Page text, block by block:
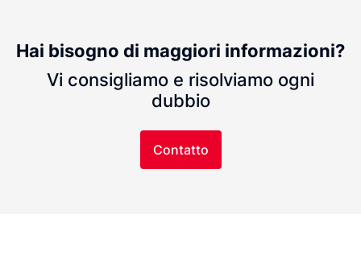
Hai bisogno di maggiori informazioni?
Vi consigliamo e risolviamo ogni
dubbio
Contatto